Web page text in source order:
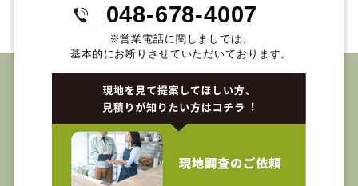
048-678-4007
※営業電話に関しましては、
基本的にお断りさせていただいております。